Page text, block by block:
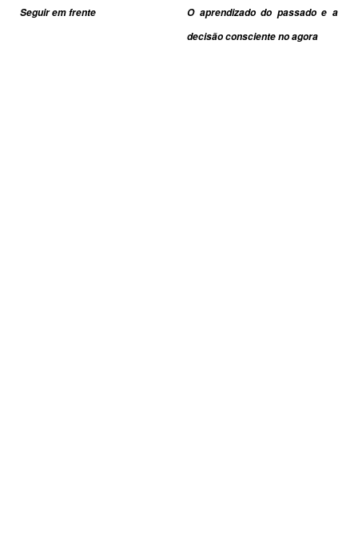
Seguir em frente
O aprendizado do passado e a
decisão consciente no agora